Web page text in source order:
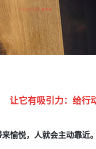
让它有吸引力： 给行
愉悦，人就会主动靠近。